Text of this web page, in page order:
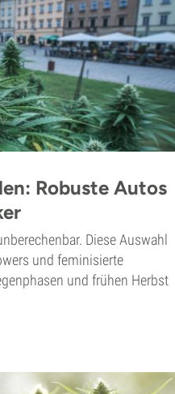
Robuste Autos
Diese Auswahl
und feminisierte
und frühen Herbst